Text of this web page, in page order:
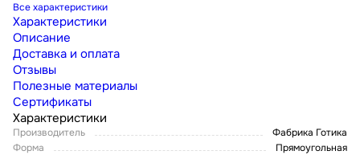
Все характеристики
Характеристики
Описание
Доставка и оплата
Отзывы
Полезные материалы
Сертификаты
Характеристики
Производитель
Фабрика Готика
Форма
Прямоугольная